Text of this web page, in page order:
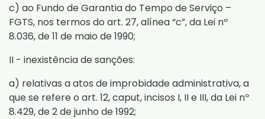
c) ao Fundo de Garantia do Tempo de Serviço –
FGTS, nos termos do art. 27, alínea “c”, da Lei nº
8.036, de 11 de maio de 1990;
II - inexistência de sanções:
a) relativas a atos de improbidade administrativa, a
que se refere o art. 12, caput, incisos I, II e III, da Lei nº
8.429, de 2 de junho de 1992;